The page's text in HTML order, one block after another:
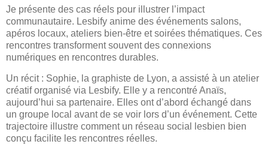
Je présente des cas réels pour illustrer l’impact
communautaire. Lesbify anime des événements salons,
apéros locaux, ateliers bien-être et soirées thématiques. Ces
rencontres transforment souvent des connexions
numériques en rencontres durables.
Un récit : Sophie, la graphiste de Lyon, a assisté à un atelier
créatif organisé via Lesbify. Elle y a rencontré Anaïs,
aujourd’hui sa partenaire. Elles ont d’abord échangé dans
un groupe local avant de se voir lors d’un événement. Cette
trajectoire illustre comment un réseau social lesbien bien
conçu facilite les rencontres réelles.